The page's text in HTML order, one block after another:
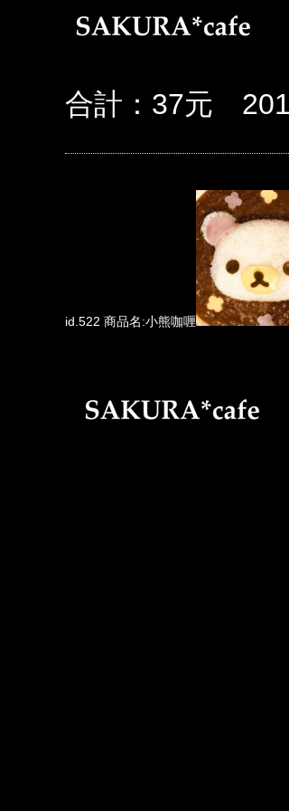
合計：37元
id.522 商品名:小熊咖喱